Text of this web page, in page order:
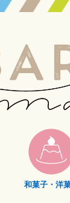
和菓子・洋